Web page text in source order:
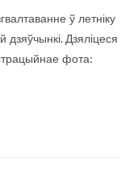
ў летніку
дзяўчынкі. Дзяліцеся
фота: